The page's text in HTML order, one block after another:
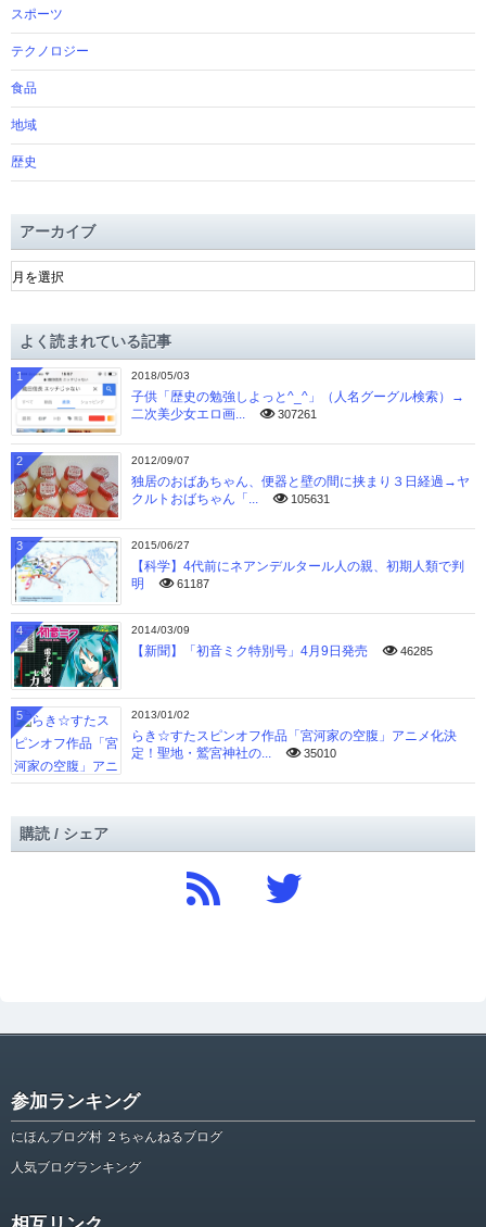
スポーツ
テクノロジー
食品
地域
歴史
アーカイブ
ア
ー
ブよく読まれている記事
2018/05/03
子供「歴史の勉強しよっと^_^」（人名グーグル検索）→
二次美少女エロ画...
307261
1
2012/09/07
独居のおばあちゃん、便器と壁の間に挟まり３日経過→ヤ
クルトおばちゃん「...
105631
2
2015/06/27
【科学】4代前にネアンデルタール人の親、初期人類で判
明
61187
3
2014/03/09
【新聞】「初音ミク特別号」4月9日発売 46285
4
2013/01/02
らき☆すたスピンオフ作品「宮河家の空腹」アニメ化決
定！聖地・鷲宮神社の...
35010
5
購読 / シェア
参加ランキング
にほんブログ村 ２ちゃんねるブログ
人気ブログランキング